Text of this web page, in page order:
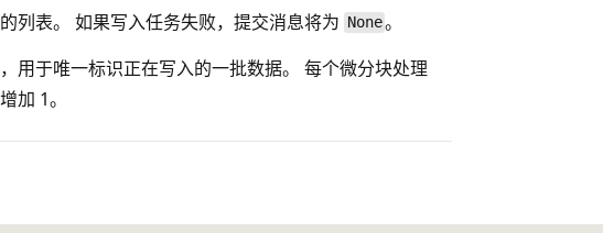
列表。 如果写入任务失败，提交消息将为 None。
用于唯一标识正在写入的一批数据。 每个微分块处理
加 1。